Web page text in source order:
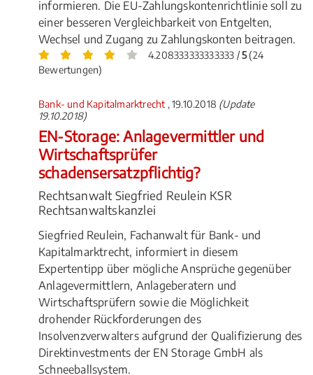
informieren. Die EU-Zahlungskontenrichtlinie soll zu
einer besseren Vergleichbarkeit von Entgelten,
Wechsel und Zugang zu Zahlungskonten beitragen.
4.208333333333333 /5(24
Bewertungen)
Bank- und Kapitalmarktrecht , 19.10.2018 (Update
19.10.2018)
EN-Storage: Anlagevermittler und
Wirtschaftsprüfer
schadensersatzpflichtig?
Rechtsanwalt Siegfried Reulein KSR
Rechtsanwaltskanzlei
Siegfried Reulein, Fachanwalt für Bank- und
Kapitalmarktrecht, informiert in diesem
Expertentipp über mögliche Ansprüche gegenüber
Anlagevermittlern, Anlageberatern und
Wirtschaftsprüfern sowie die Möglichkeit
drohender Rückforderungen des
Insolvenzverwalters aufgrund der Qualifizierung des
Direktinvestments der EN Storage GmbH als
Schneeballsystem.